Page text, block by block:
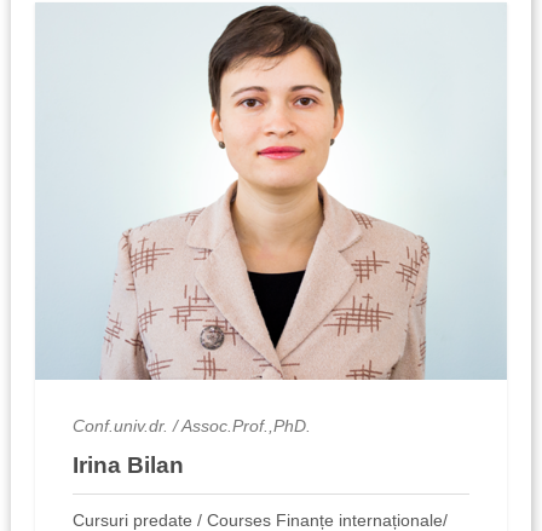
Conf.univ.dr. / Assoc.Prof.,PhD.
Irina Bilan
Cursuri predate / Courses Finanțe internaționale/